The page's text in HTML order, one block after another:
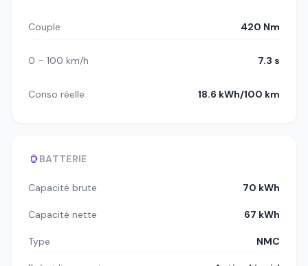
Couple 420 Nm
0 – 100 km/h 7.3 s
Conso réelle 18.6 kWh/100 km
BATTERIE
Capacité brute 70 kWh
Capacité nette 67 kWh
Type NMC